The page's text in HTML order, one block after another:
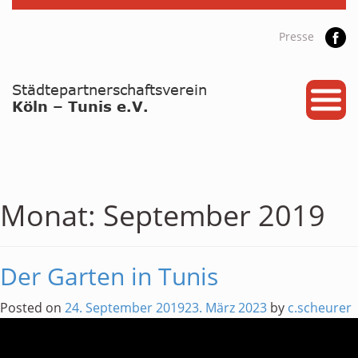
Presse
Monat: September 2019
Der Garten in Tunis
Posted on 24. September 201923. März 2023 by c.scheurer
PARTNERSTADT
Archiv
KALENDER
PLANUNG 2026